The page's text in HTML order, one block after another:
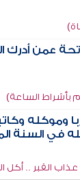
عمن أدرك
بأشراط الساعة)
وموكله
في السنة
.. أكل الربا